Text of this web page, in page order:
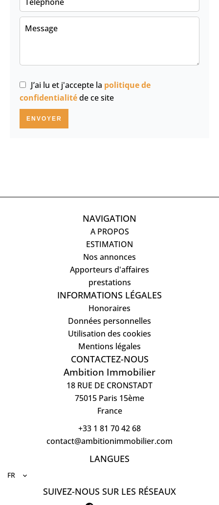
J’ai lu et j'accepte la politique de
confidentialitéde ce site
ENVOYER
NAVIGATION
A PROPOS
ESTIMATION
Nos annonces
Apporteurs d'affaires
prestations
INFORMATIONS LÉGALES
Honoraires
Données personnelles
Utilisation des cookies
Mentions légales
CONTACTEZ-NOUS
Ambition Immobilier
18 RUE DE CRONSTADT
75015 Paris 15ème
France
+33 1 81 70 42 68
contact@ambitionimmobilier.com
LANGUES
FR
SUIVEZ-NOUS SUR LES RÉSEAUX